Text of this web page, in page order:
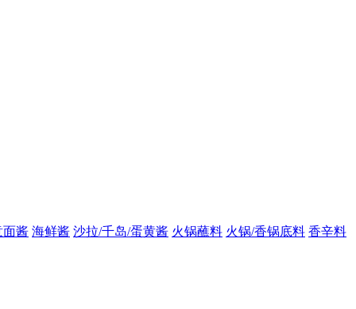
面酱 海鲜酱 沙拉/千岛/蛋黄酱 火锅蘸料 火锅/香锅底料 香辛料